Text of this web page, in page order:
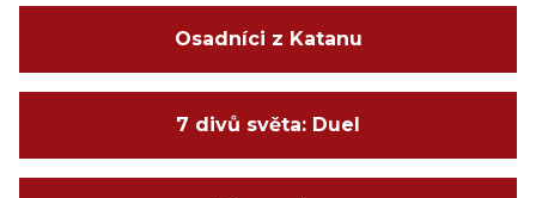
Osadníci z Katanu
7 divů světa: Duel